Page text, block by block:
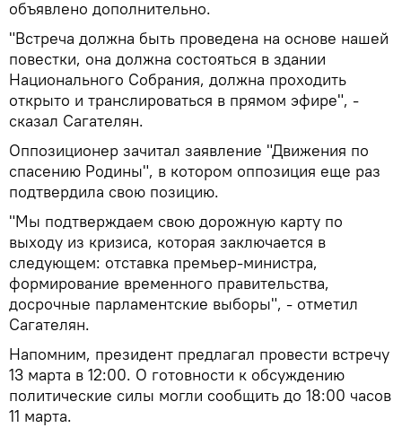
объявлено дополнительно.
"Встреча должна быть проведена на основе нашей
повестки, она должна состояться в здании
Национального Собрания, должна проходить
открыто и транслироваться в прямом эфире", -
сказал Сагателян.
Оппозиционер зачитал заявление "Движения по
спасению Родины", в котором оппозиция еще раз
подтвердила свою позицию.
"Мы подтверждаем свою дорожную карту по
выходу из кризиса, которая заключается в
следующем: отставка премьер-министра,
формирование временного правительства,
досрочные парламентские выборы", - отметил
Сагателян.
Напомним, президент предлагал провести встречу
13 марта в 12:00. О готовности к обсуждению
политические силы могли сообщить до 18:00 часов
11 марта.